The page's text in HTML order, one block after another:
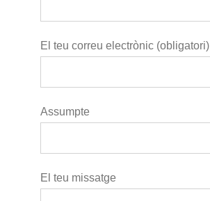
El teu correu electrònic (obligatori)
Assumpte
El teu missatge